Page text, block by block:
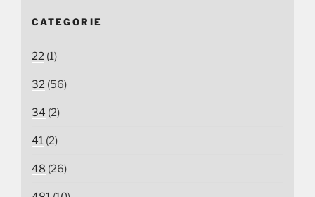
CATEGORIE
22 (1)
32 (56)
34 (2)
41 (2)
48 (26)